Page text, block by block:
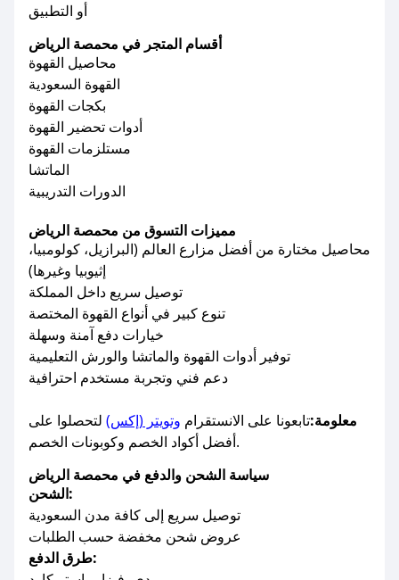
أو التطبيق
أقسام المتجر في محمصة الرياض
محاصيل القهوة
القهوة السعودية
بكجات القهوة
أدوات تحضير القهوة
مستلزمات القهوة
الماتشا
الدورات التدريبية
مميزات التسوق من محمصة الرياض
محاصيل مختارة من أفضل مزارع العالم (البرازيل، كولومبيا،
إثيوبيا وغيرها)
توصيل سريع داخل المملكة
تنوع كبير في أنواع القهوة المختصة
خيارات دفع آمنة وسهلة
توفير أدوات القهوة والماتشا والورش التعليمية
دعم فني وتجربة مستخدم احترافية
معلومة:تابعونا على الانستقرام وتويتر (إكس) لتحصلوا على
أفضل أكواد الخصم وكوبونات الخصم.
سياسة الشحن والدفع في محمصة الرياض
الشحن:
توصيل سريع إلى كافة مدن السعودية
عروض شحن مخفضة حسب الطلبات
طرق الدفع: